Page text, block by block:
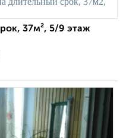
37м², 5/9 этаж